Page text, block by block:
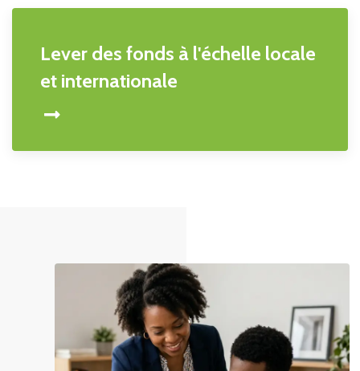
Lever des fonds à l'échelle locale
et internationale